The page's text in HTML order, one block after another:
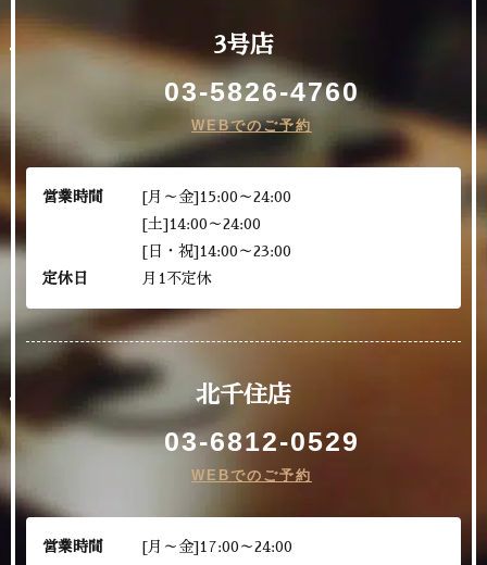
3号店
03-5826-4760
WEBでのご予約
営業時間
[月～金]15:00～24:00
[土]14:00～24:00
[日・祝]14:00～23:00
定休日
月1不定休
北千住店
03-6812-0529
WEBでのご予約
営業時間
[月～金]17:00～24:00